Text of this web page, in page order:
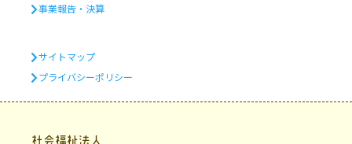
事業報告・決算
サイトマップ
プライバシーポリシー
社会福祉法人